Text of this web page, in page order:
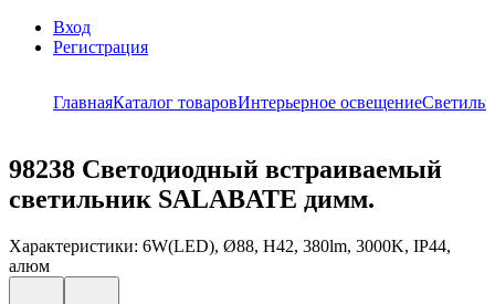
Вход
Регистрация
ГлавнаяКаталог товаровИнтерьерное освещение
98238 Светодиодный встраиваемый
светильник SALABATE димм.
Характеристики: 6W(LED), Ø88, H42, 380lm, 3000K, IP44,
алюм